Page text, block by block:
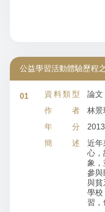
公益學習活動體驗歷程
01 資料類型
論文
作者
林景
年分
2013
簡述
近年
心，
象，
參與
與貧
學校
習，